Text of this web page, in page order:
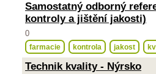
Samostatný odborný
kontroly a jištění jakosti)
0
farmacie kontrola jakost
Technik kvality - Nýrsko